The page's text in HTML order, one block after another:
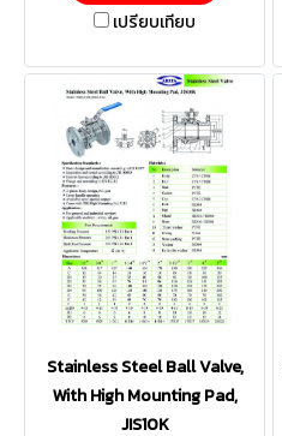
เปรียบเทียบ
Stainless Steel Ball Valve,
With High Mounting Pad,
JIS10K